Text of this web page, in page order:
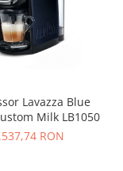
Lavazza Blue
Milk LB1050
RON